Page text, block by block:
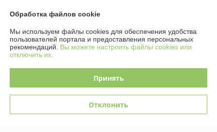
Полная версия сайта
Политика обработки cookies
Сайт создан на платформе Deal.by
Обработка файлов cookie
Мы используем файлы cookies для обеспечения удобства
пользователей портала и предоставления персональных
рекомендаций. Вы можете настроить файлы cookies или
отключить их.
Принять
Отклонить